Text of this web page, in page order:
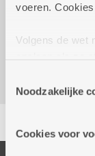
voeren.
Volgens de wet
cookies hebben
cookies
informatie over
Noodzakelijke
Cookies voor
Louis
2050